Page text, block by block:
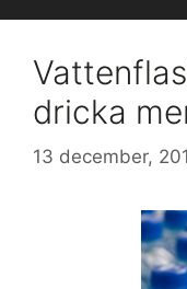
dricka
13 december,